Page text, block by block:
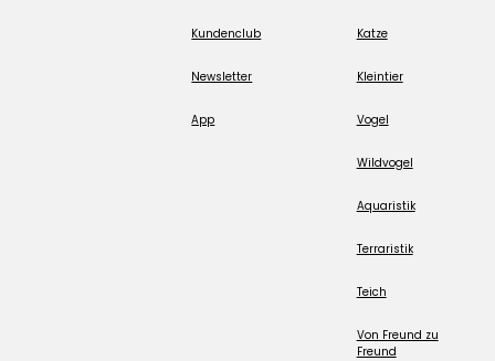
Kundenclub
Newsletter
App
Katze
Kleintier
Vogel
Wildvogel
Aquaristik
Terraristik
Teich
Von Freund zu
Freund